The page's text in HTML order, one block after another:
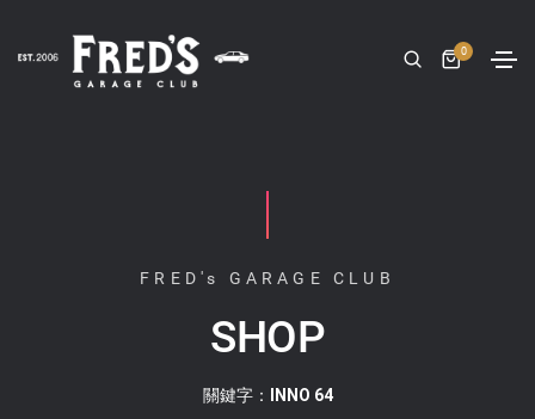
FRED's GARAGE CLUB
SHOP
關鍵字：INNO 64
0